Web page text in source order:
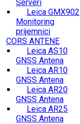
Serveri
Leica GMX902
Monitoring
prijemnici
CORS ANTENE
Leica AS10
GNSS Antena
Leica AR10
GNSS Antena
Leica AR20
GNSS Antena
Leica AR25
GNSS Antena